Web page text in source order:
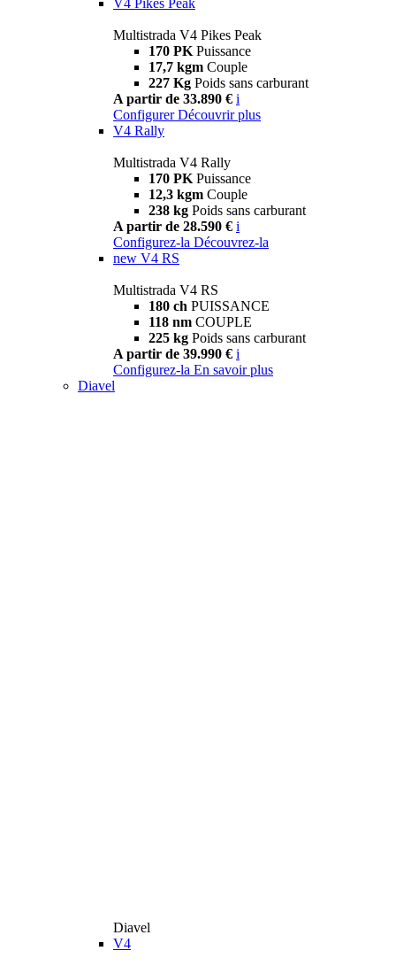
Multistrada V4 Pikes Peak
170 PK Puissance
17,7 kgm Couple
227 Kg Poids sans carburant
A partir de 33.890 € i
Configurer Découvrir plus
V4 Rally
Multistrada V4 Rally
170 PK Puissance
12,3 kgm Couple
238 kg Poids sans carburant
A partir de 28.590 € i
Configurez-la Découvrez-la
new V4 RS
Multistrada V4 RS
180 ch PUISSANCE
118 nm COUPLE
225 kg Poids sans carburant
A partir de 39.990 € i
Configurez-la En savoir plus
Diavel
Diavel
V4